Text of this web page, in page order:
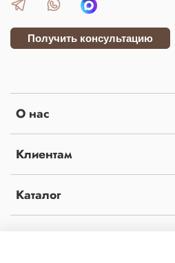
О нас
Клиентам
Каталог
Получить консультацию